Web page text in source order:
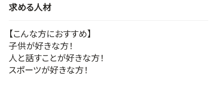
求める人材
【こんな方におすすめ】
子供が好きな方！
人と話すことが好きな方！
スポーツが好きな方！